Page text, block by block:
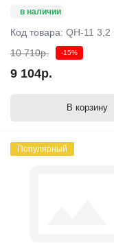
в наличии
Код товара: QH-11 3,2
10 710р.
-15%
9 104р.
В корзину
Популярный